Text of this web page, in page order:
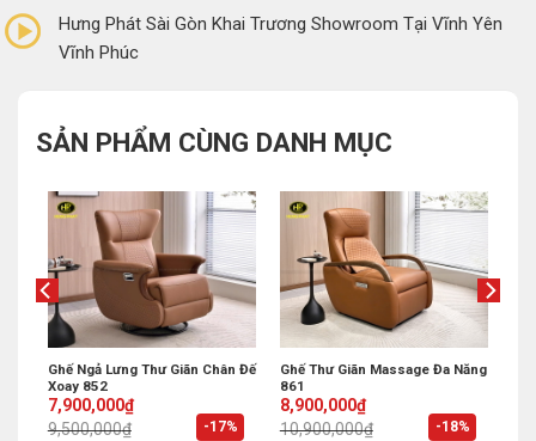
Hưng Phát Sài Gòn Khai Trương Showroom Tại Vĩnh Yên
Vĩnh Phúc
SẢN PHẨM CÙNG DANH MỤC
-17%
Ghế Ngả Lưng Thư Giãn Chân Đế
Xoay 852
9,500,000₫
Original
price
was:
7,900,000₫
Current
price
is:
-18%
Ghế Thư Giãn Massage Đa Năng
861
10,900,000₫
Original
price
was:
8,900,000₫
Current
price
is: